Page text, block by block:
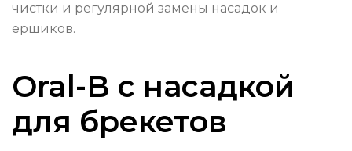
чистки и регулярной замены насадок и
ершиков.
Oral-B с насадкой
для брекетов